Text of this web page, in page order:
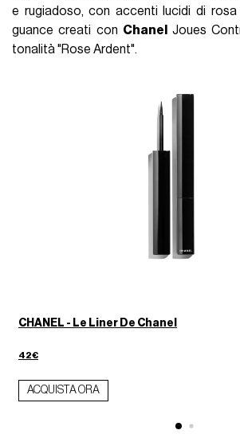
e rugiadoso, con accenti lucidi di
guance creati con Chanel
Joues
tonalità "Rose Ardent".
CHANEL - Le Liner De Chanel
42€
ACQUISTA ORA